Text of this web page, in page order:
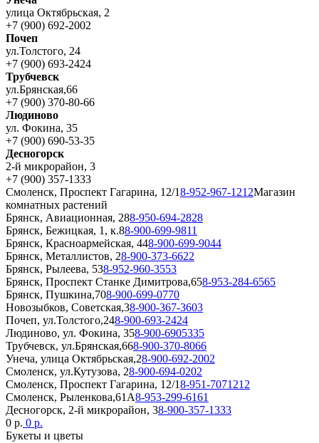
улица Октябрьская, 2
+7 (900) 692-2002
Почеп
ул.Толстого, 24
+7 (900) 693-2424
Трубчевск
ул.Брянская,66
+7 (900) 370-80-66
Людиново
ул. Фокина, 35
+7 (900) 690-53-35
Десногорск
2-й микрорайон, 3
+7 (900) 357-1333
Смоленск, Проспект Гагарина, 12/18-952-967-1212Магазин
комнатных растений
Брянск, Авиационная, 288-950-694-2828
Брянск, Бежицкая, 1, к.88-900-699-9811
Брянск, Красноармейская, 448-900-699-9044
Брянск, Металлистов, 28-900-373-6622
Брянск, Рылеева, 538-952-960-3553
Брянск, Проспект Станке Димитрова,658-953-284-6565
Брянск, Пушкина,708-900-699-0770
Новозыбков, Советская,38-900-367-3603
Почеп, ул.Толстого,248-900-693-2424
Людиново, ул. Фокина, 358-900-6905335
Трубчевск, ул.Брянская,668-900-370-8066
Унеча, улица Октябрьская,28-900-692-2002
Смоленск, ул.Кутузова, 28-900-694-0202
Смоленск, Проспект Гагарина, 12/18-951-7071212
Смоленск, Рыленкова,61А8-953-299-6161
Десногорск, 2-й микрорайон, 38-900-357-1333
0 р. 0 р.
Букеты и цветы